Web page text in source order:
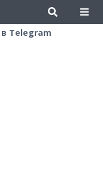
Telegram